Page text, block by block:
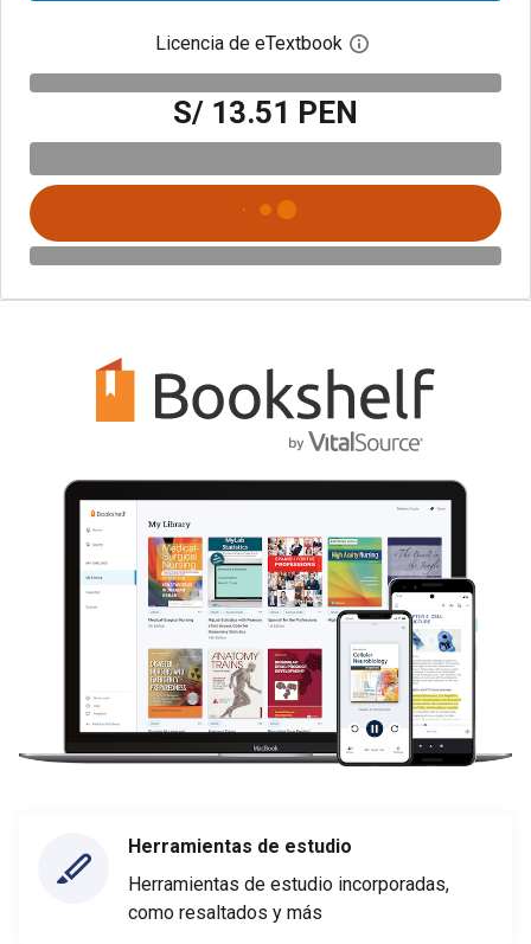
Licencia de eTextbook Abre el cuadro de
S/ 13.51 PEN
Herramientas de estudio
Herramientas de estudio incorporadas,
como resaltados y más